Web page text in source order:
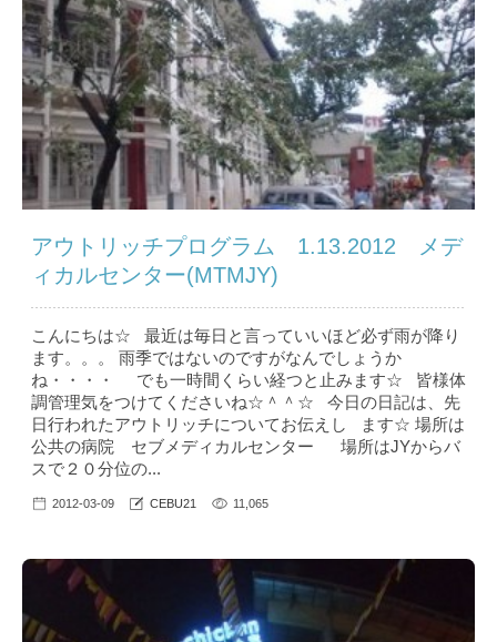
アウトリッチプログラム 1.13.2012 メデ
ィカルセンター(MTMJY)
こんにちは☆ 最近は毎日と言っていいほど必ず雨が降り
ます。。。 雨季ではないのですがなんでしょうか
ね・・・・ でも一時間くらい経つと止みます☆ 皆様体
調管理気をつけてくださいね☆＾＾☆ 今日の日記は、先
日行われたアウトリッチについてお伝えし ます☆ 場所は
公共の病院 セブメディカルセンター 場所はJYからバ
スで２０分位の...
2012-03-09 CEBU21 11,065